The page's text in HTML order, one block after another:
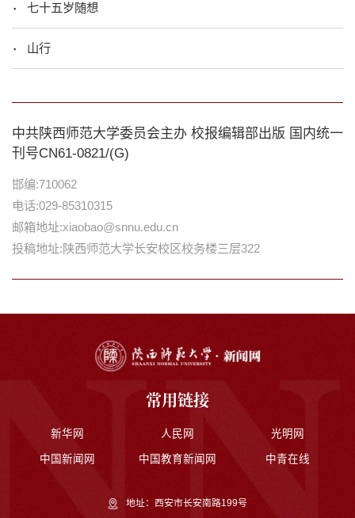
七十五岁随想
山行
中共陕西师范大学委员会主办 校报编辑部出版 国内统一
刊号CN61-0821/(G)
邯编:710062
电话:029-85310315
邮箱地址:xiaobao@snnu.edu.cn
投稿地址:陕西师范大学长安校区校务楼三层322
常用链接
新华网 人民网 光明网
中国新闻网 中国教育新闻网 中青在线
地址：西安市长安南路199号